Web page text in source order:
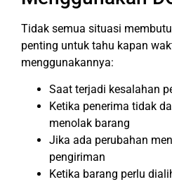
Tidak semua situasi
penting untuk tahu kapan
menggunakannya:
Saat terjadi kesalahan
Ketika penerima tidak
menolak barang
Jika ada perubahan
pengiriman
Ketika barang perlu